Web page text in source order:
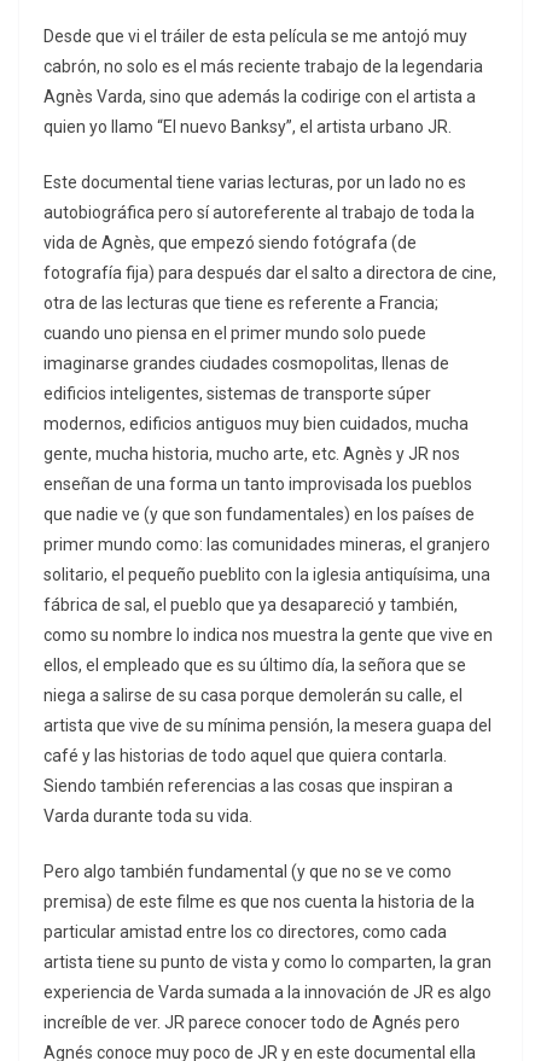
Desde que vi el tráiler de esta película se me antojó muy
cabrón, no solo es el más reciente trabajo de la legendaria
Agnès Varda, sino que además la codirige con el artista a
quien yo llamo “El nuevo Banksy”, el artista urbano JR.
Este documental tiene varias lecturas, por un lado no es
autobiográfica pero sí autoreferente al trabajo de toda la
vida de Agnès, que empezó siendo fotógrafa (de
fotografía fija) para después dar el salto a directora de cine,
otra de las lecturas que tiene es referente a Francia;
cuando uno piensa en el primer mundo solo puede
imaginarse grandes ciudades cosmopolitas, llenas de
edificios inteligentes, sistemas de transporte súper
modernos, edificios antiguos muy bien cuidados, mucha
gente, mucha historia, mucho arte, etc. Agnès y JR nos
enseñan de una forma un tanto improvisada los pueblos
que nadie ve (y que son fundamentales) en los países de
primer mundo como: las comunidades mineras, el granjero
solitario, el pequeño pueblito con la iglesia antiquísima, una
fábrica de sal, el pueblo que ya desapareció y también,
como su nombre lo indica nos muestra la gente que vive en
ellos, el empleado que es su último día, la señora que se
niega a salirse de su casa porque demolerán su calle, el
artista que vive de su mínima pensión, la mesera guapa del
café y las historias de todo aquel que quiera contarla.
Siendo también referencias a las cosas que inspiran a
Varda durante toda su vida.
Pero algo también fundamental (y que no se ve como
premisa) de este filme es que nos cuenta la historia de la
particular amistad entre los co directores, como cada
artista tiene su punto de vista y como lo comparten, la gran
experiencia de Varda sumada a la innovación de JR es algo
increíble de ver. JR parece conocer todo de Agnés pero
Agnés conoce muy poco de JR y en este documental ella